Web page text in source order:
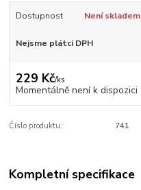
Dostupnost Není skladem
Nejsme plátci DPH
229 Kč/ks
Momentálně není k dispozici
Číslo produktu: 741
Kompletní specifikace